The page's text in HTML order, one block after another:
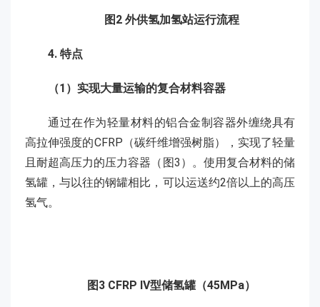
图2 外供氢加氢站运行流程
4. 特点
（1）实现大量运输的复合材料容器
通过在作为轻量材料的铝合金制容器外缠绕具有
高拉伸强度的CFRP（碳纤维增强树脂），实现了轻量
且耐超高压力的压力容器（图3）。使用复合材料的储
氢罐，与以往的钢罐相比，可以运送约2倍以上的高压
氢气。
图3 CFRP IV型储氢罐（45MPa）